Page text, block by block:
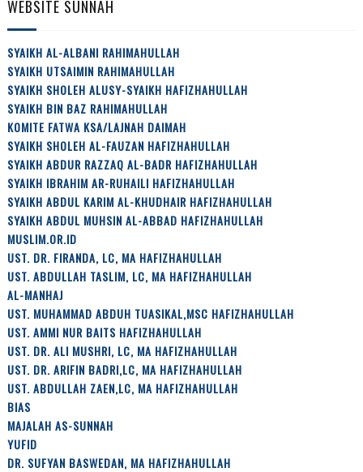
WEBSITE SUNNAH
SYAIKH AL-ALBANI RAHIMAHULLAH
SYAIKH UTSAIMIN RAHIMAHULLAH
SYAIKH SHOLEH ALUSY-SYAIKH HAFIZHAHULLAH
SYAIKH BIN BAZ RAHIMAHULLAH
KOMITE FATWA KSA/LAJNAH DAIMAH
SYAIKH SHOLEH AL-FAUZAN HAFIZHAHULLAH
SYAIKH ABDUR RAZZAQ AL-BADR HAFIZHAHULLAH
SYAIKH IBRAHIM AR-RUHAILI HAFIZHAHULLAH
SYAIKH ABDUL KARIM AL-KHUDHAIR HAFIZHAHULLAH
SYAIKH ABDUL MUHSIN AL-ABBAD HAFIZHAHULLAH
MUSLIM.OR.ID
UST. DR. FIRANDA, LC, MA HAFIZHAHULLAH
UST. ABDULLAH TASLIM, LC, MA HAFIZHAHULLAH
AL-MANHAJ
UST. MUHAMMAD ABDUH TUASIKAL,MSC HAFIZHAHULLAH
UST. AMMI NUR BAITS HAFIZHAHULLAH
UST. DR. ALI MUSHRI, LC, MA HAFIZHAHULLAH
UST. DR. ARIFIN BADRI,LC, MA HAFIZHAHULLAH
UST. ABDULLAH ZAEN,LC, MA HAFIZHAHULLAH
BIAS
MAJALAH AS-SUNNAH
YUFID
DR. SUFYAN BASWEDAN, MA HAFIZHAHULLAH